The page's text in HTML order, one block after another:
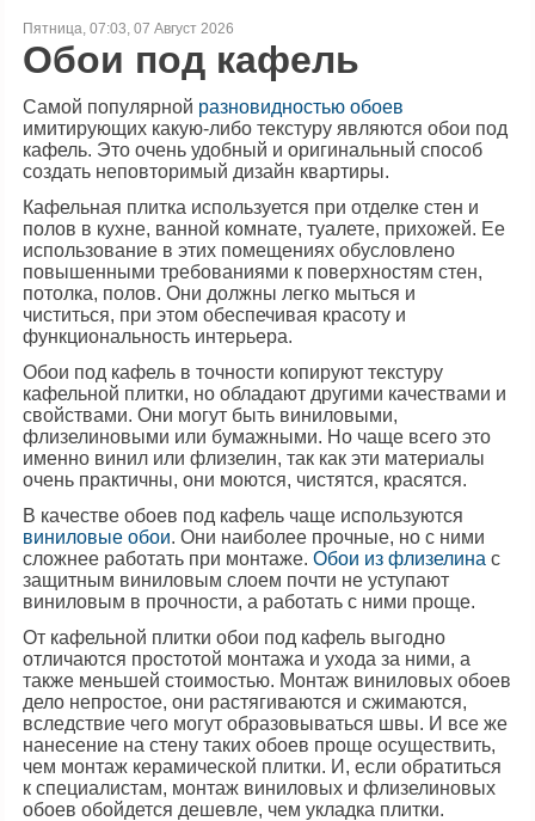
Пятница, 07:03, 07 Август 2026
Обои под кафель
Самой популярной разновидностью обоев
имитирующих какую-либо текстуру являются обои под
кафель. Это очень удобный и оригинальный способ
создать неповторимый дизайн квартиры.
Кафельная плитка используется при отделке стен и
полов в кухне, ванной комнате, туалете, прихожей. Ее
использование в этих помещениях обусловлено
повышенными требованиями к поверхностям стен,
потолка, полов. Они должны легко мыться и
чиститься, при этом обеспечивая красоту и
функциональность интерьера.
Обои под кафель в точности копируют текстуру
кафельной плитки, но обладают другими качествами и
свойствами. Они могут быть виниловыми,
флизелиновыми или бумажными. Но чаще всего это
именно винил или флизелин, так как эти материалы
очень практичны, они моются, чистятся, красятся.
В качестве обоев под кафель чаще используются
виниловые обои. Они наиболее прочные, но с ними
сложнее работать при монтаже.Обои из флизелина с
защитным виниловым слоем почти не уступают
виниловым в прочности, а работать с ними проще.
От кафельной плитки обои под кафель выгодно
отличаются простотой монтажа и ухода за ними, а
также меньшей стоимостью. Монтаж виниловых обоев
дело непростое, они растягиваются и сжимаются,
вследствие чего могут образовываться швы. И все же
нанесение на стену таких обоев проще осуществить,
чем монтаж керамической плитки. И, если обратиться
к специалистам, монтаж виниловых и флизелиновых
обоев обойдется дешевле, чем укладка плитки.